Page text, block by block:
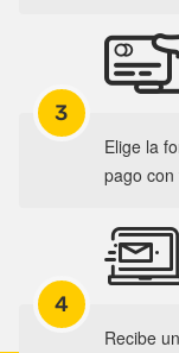
3
Elige la
pago
4
Recibe